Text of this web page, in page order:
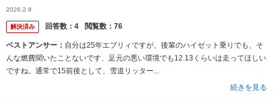
購入したのですが、 燃費が悪すぎます。 過去乗られていた方、...
2026.2.9
解決済み 回答数： 4 閲覧数： 76
ベストアンサー： 自分は25年エブリィですが、後輩のハイゼット乗りでも、そ
んな燃費聞いたことないです、足元の悪い環境でも12.13くらいは走ってほしい
ですね。通常で15前後として、雪道リッター...
続きを見る